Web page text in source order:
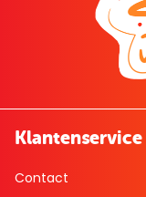
Klantenservice
Contact